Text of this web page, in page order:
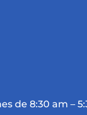
de 8:30 am –